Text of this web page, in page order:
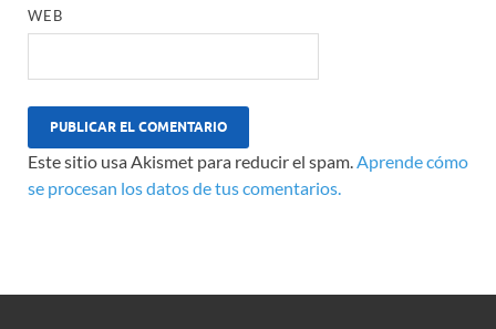
WEB
Este sitio usa Akismet para reducir el spam.Aprende cómo
se procesan los datos de tus comentarios.